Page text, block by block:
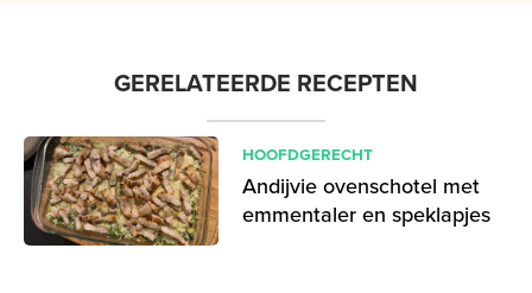
GERELATEERDE RECEPTEN
HOOFDGERECHT
Andijvie ovenschotel met
emmentaler en speklapjes